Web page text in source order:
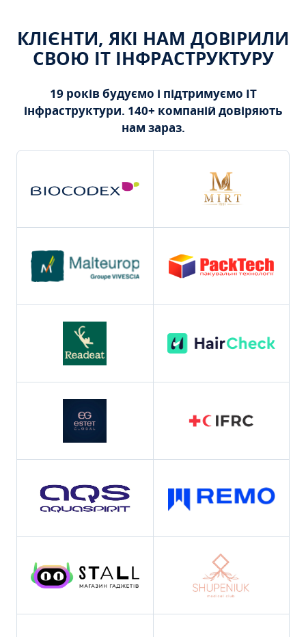
КЛІЄНТИ, ЯКІ НАМ ДОВІРИЛИ
СВОЮ ІТ ІНФРАСТРУКТУРУ
19 років будуємо і підтримуємо ІТ
інфраструктури. 140+ компаній довіряють
нам зараз.